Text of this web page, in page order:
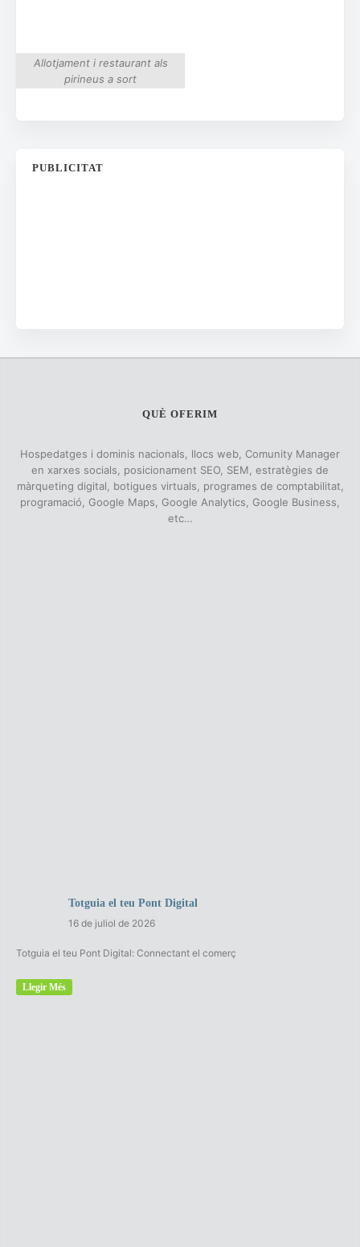
Allotjament i restaurant als
pirineus a sort
PUBLICITAT
QUÈ OFERIM
Hospedatges i dominis nacionals, llocs web, Comunity Manager
en xarxes socials, posicionament SEO, SEM, estratègies de
màrqueting digital, botigues virtuals, programes de comptabilitat,
programació, Google Maps, Google Analytics, Google Business,
etc…
Totguia el teu Pont Digital
16 de juliol de 2026
Totguia el teu Pont Digital: Connectant el comerç
Llegir Més